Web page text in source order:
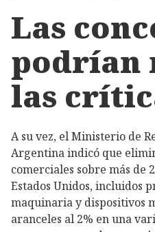
Las
podrían
las
A su vez, el Ministerio de
Argentina indicó que
comerciales sobre más de
Estados Unidos, incluidos
maquinaria y dispositivos
aranceles al 2% en una